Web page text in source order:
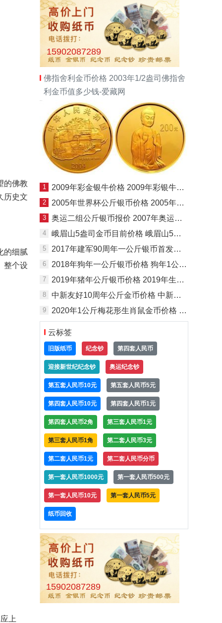
的佛教
历史文
的细腻
整个设
上
15902087289
佛指舍利金币价格 2003年1/2盎司佛指舍
利金币值多少钱-爱藏网
1 2009年彩金银牛价格 2009年彩银牛多少钱
2 2005年世界杯公斤银币价格 2005年1公斤德国世界杯足球赛彩银币最新报价
3 奥运二组公斤银币报价 2007年奥运第二组1公斤银币升值潜力
4 峨眉山5盎司金币目前价格 峨眉山5盎司金币收藏价值
5 2017年建军90周年一公斤银币首发价格 建军90周年1公斤银币回收价格
6 2018年狗年一公斤银币价格 狗年1公斤银币最新价格
7 2019年猪年公斤银币价格 2019年生肖猪1公斤银币回收价
8 中新友好10周年公斤金币价格 中新友好公斤金币最新价格
9 2020年1公斤梅花形生肖鼠金币价格 鼠年1公斤梅花金币值多少钱
云标签
旧版纸币 纪念钞 第四套人民币
迎接新世纪纪念钞 奥运纪念钞
第五套人民币10元 第五套人民币5元
第四套人民币10元 第四套人民币1元
第四套人民币2角 第三套人民币1元
第三套人民币1角 第二套人民币3元
第二套人民币1元 第二套人民币分币
第一套人民币1000元 第一套人民币500元
第一套人民币10元 第一套人民币5元
纸币回收
15902087289